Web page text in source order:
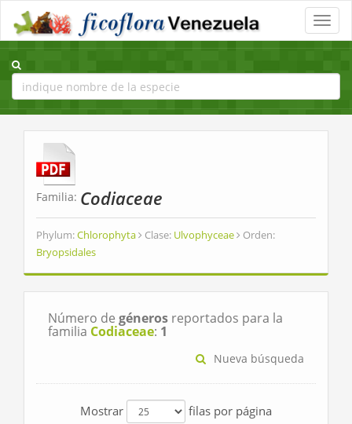
Toggle
Familia: Codiaceae
Phylum:Chlorophyta Clase: Ulvophyceae
Orden:
Bryopsidales
Número de géneros reportados para la
familia Codiaceae: 1
Nueva búsqueda
Mostrar
filas por página